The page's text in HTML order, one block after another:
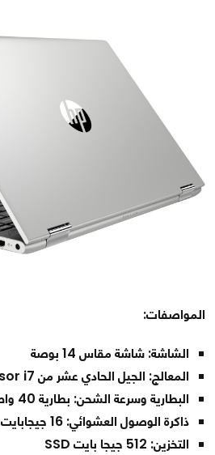
المواصفات:
الشاشة: شاشة مقاس 14 بوصة
المعالج: الجيل الحادي عشر من Intel Core Processor i7
البطارية وسرعة الشحن: بطارية 40 واط + شحن سريع 45 واط
ذاكرة الوصول العشوائي: 16 جيجابايت
التخزين: 512 جيجا بايت SSD